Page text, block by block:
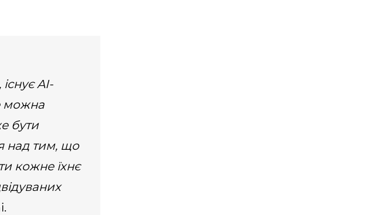
AI-
можна
бути
над тим, що
кожне їхнє